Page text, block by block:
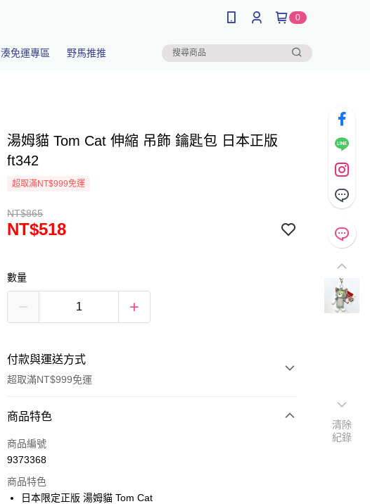
0
湊免運專區 野馬推推
湯姆貓 Tom Cat 伸縮 吊飾 鑰匙包 日本正版
ft342
超取滿NT$999免運
NT$865
NT$518
數量
付款與運送方式
超取滿NT$999免運
付款方式
信用卡一次付款
3 期 0 利率 每期 NT$172
商品特色
商品編號
9373368
商品特色
日本限定正版 湯姆貓 Tom Cat
清除
紀錄